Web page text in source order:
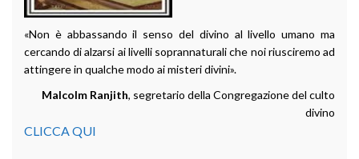
«Non è abbassando il senso del divino al livello umano ma
cercando di alzarsi ai livelli soprannaturali che noi riusciremo ad
attingere in qualche modo ai misteri divini».
Malcolm Ranjith, segretario della Congregazione del culto
divino
CLICCA QUI